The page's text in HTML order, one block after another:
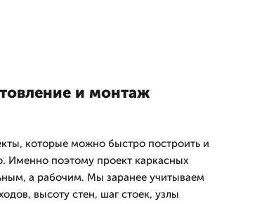
и монтаж
которые можно быстро построить и
Именно поэтому проект каркасных
а рабочим. Мы заранее учитываем
высоту стен, шаг стоек, узлы